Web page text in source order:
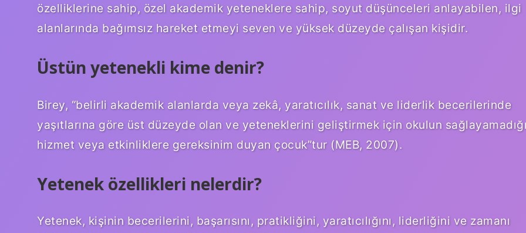
özelliklerine sahip, özel akademik yeteneklere sahip, soyut düşünceleri anlayabilen, ilgi
alanlarında bağımsız hareket etmeyi seven ve yüksek düzeyde çalışan kişidir.
Üstün yetenekli kime denir?
Birey, “belirli akademik alanlarda veya zekâ, yaratıcılık, sanat ve liderlik becerilerinde
yaşıtlarına göre üst düzeyde olan ve yeteneklerini geliştirmek için okulun
hizmet veya etkinliklere gereksinim duyan çocuk”tur (MEB, 2007).
Yetenek özellikleri nelerdir?
Yetenek, kişinin becerilerini, başarısını, pratikliğini, yaratıcılığını, liderliğini ve zamanı